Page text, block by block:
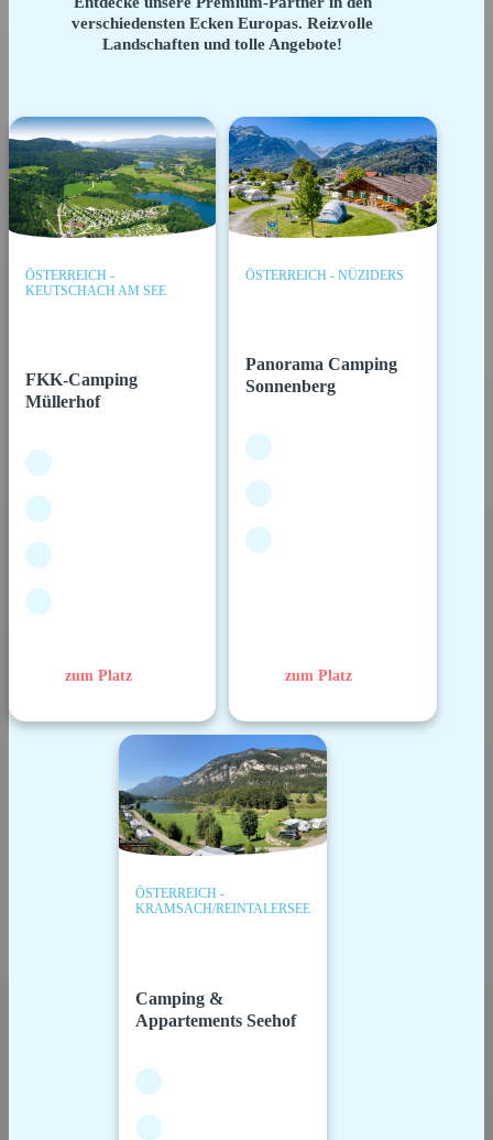
verschiedensten Ecken Europas. Reizvolle
Landschaften und tolle Angebote!
ÖSTERREICH -
KEUTSCHACH AM SEE
FKK-Camping
Müllerhof
zum Platz
ÖSTERREICH - NÜZIDERS
Panorama Camping
Sonnenberg
zum Platz
ÖSTERREICH -
KRAMSACH/REINTALERSEE
Camping &
Appartements Seehof